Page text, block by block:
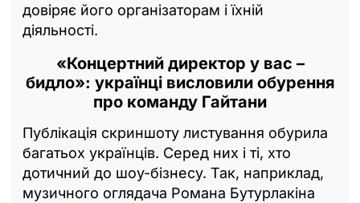
довіряє його організаторам і їхній
діяльності.
«Концертний директор у вас –
бидло»: українці висловили обурення
про команду Гайтани
Публікація скриншоту листування обурила
багатьох українців. Серед них і ті, хто
дотичний до шоу-бізнесу. Так, наприклад,
музичного оглядача Романа Бутурлакіна